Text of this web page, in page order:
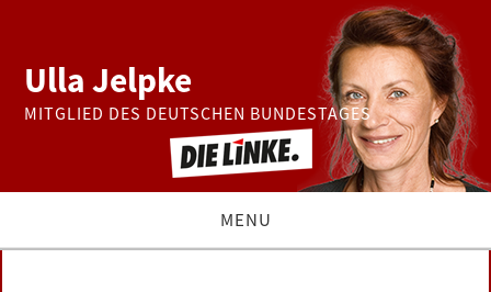
Ulla Jelpke
MITGLIED DES DEUTSCHEN BUNDESTAGES
MENU